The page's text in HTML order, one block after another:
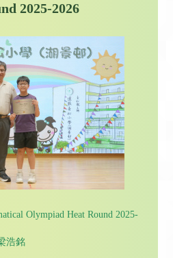
2025-2026
Olympiad Heat Round 2025-
浩銘